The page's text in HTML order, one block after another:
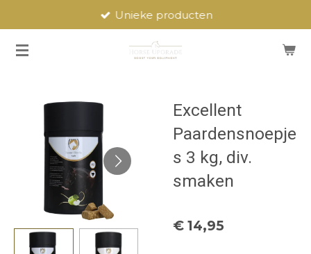
naar
Unieke producten
Excellent
Paardensnoepje
s 3 kg, div.
smaken
€ 14,95